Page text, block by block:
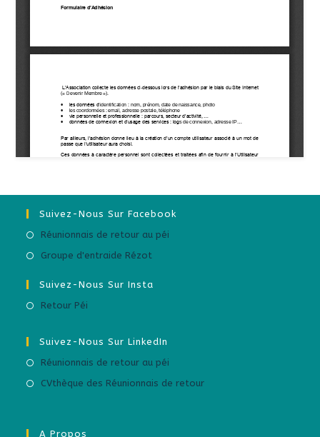
Suivez-Nous Sur Facebook
Réunionnais de retour au péi
Groupe d'entraide Rézot
Suivez-Nous Sur Insta
Retour Péi
Suivez-Nous Sur LinkedIn
Réunionnais de retour au péi
CVthèque des Réunionnais de retour
A Propos